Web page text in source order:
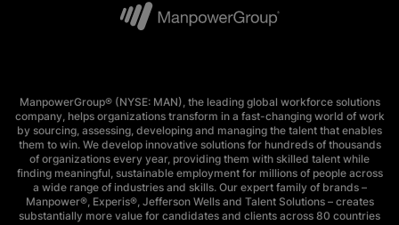
ManpowerGroup® (NYSE: MAN), the leading global workforce solutions
company, helps organizations transform in a fast-changing world of work
by sourcing, assessing, developing and managing the talent that enables
them to win. We develop innovative solutions for hundreds of thousands
of organizations every year, providing them with skilled talent while
finding meaningful, sustainable employment for millions of people across
a wide range of industries and skills. Our expert family of brands –
Manpower®, Experis®, Jefferson Wells and Talent Solutions – creates
substantially more value for candidates and clients across 80 countries